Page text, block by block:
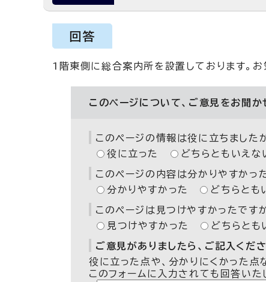
回答
1階東側に総合案内所を設置しております。お
このページについて、ご意見をお聞か
このページの情報は役に立ちましたか
役に立った
どちらともいえな
このページの内容は分かりやすかっ
分かりやすかった
どちらとも
このページは見つけやすかったですか
見つけやすかった
どちらとも
ご意見がありましたら、ご記入くだ
役に立った点や、分かりにくかった点
このフォームに入力されても回答いた